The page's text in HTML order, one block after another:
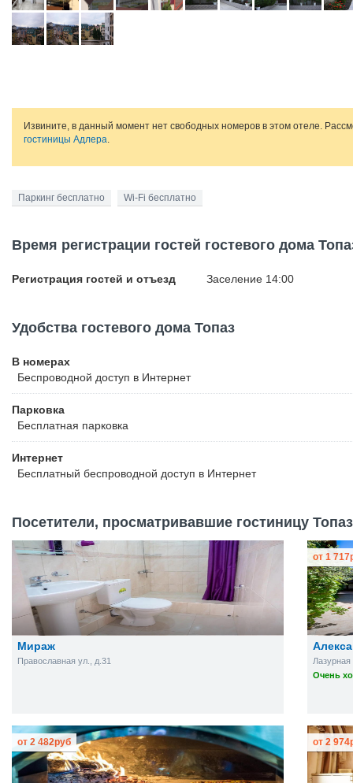
Извините, в данный момент нет свободных номеров в этом отеле.
гостиницы Адлера.
Паркинг бесплатно Wi-Fi бесплатно
Время регистрации гостей гостевого дома
Регистрация гостей и отъезд Заселение 14:00
Удобства гостевого дома Топаз
В номерах
Беспроводной доступ в Интернет
Парковка
Бесплатная парковка
Интернет
Бесплатный беспроводной доступ в Интернет
Посетители, просматривавшие гостиницу
Мираж
Православная ул., д.31
Очень
от 1 717
от 2 482руб от 2 974